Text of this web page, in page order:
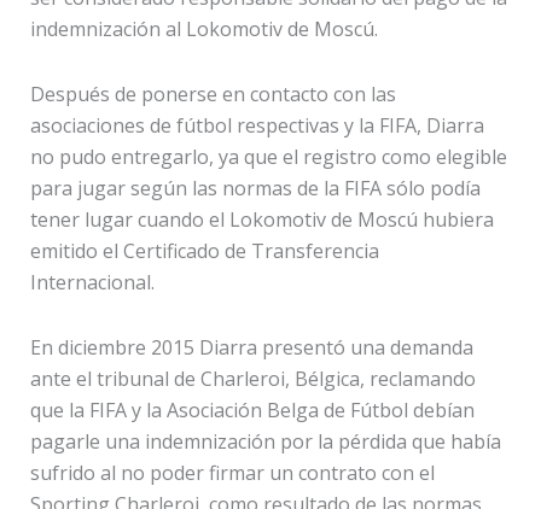
indemnización al Lokomotiv de Moscú.
Después de ponerse en contacto con las
asociaciones de fútbol respectivas y la FIFA, Diarra
no pudo entregarlo, ya que el registro como elegible
para jugar según las normas de la FIFA sólo podía
tener lugar cuando el Lokomotiv de Moscú hubiera
emitido el Certificado de Transferencia
Internacional.
En diciembre 2015 Diarra presentó una demanda
ante el tribunal de Charleroi, Bélgica, reclamando
que la FIFA y la Asociación Belga de Fútbol debían
pagarle una indemnización por la pérdida que había
sufrido al no poder firmar un contrato con el